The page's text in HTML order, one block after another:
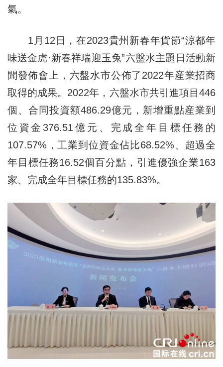
氣。
1月12日，在2023貴州新春年貨節“涼都年
味送金虎·新春祥瑞迎玉兔”六盤水主題日活動新
聞發佈會上，六盤水市公佈了2022年産業招商
取得的成果。2022年，六盤水市共引進項目446
個、合同投資額486.29億元，新增重點産業到
位資金376.51億元、完成全年目標任務的
107.57%，工業到位資金佔比68.52%、超過全
年目標任務16.52個百分點，引進優強企業163
家、完成全年目標任務的135.83%。